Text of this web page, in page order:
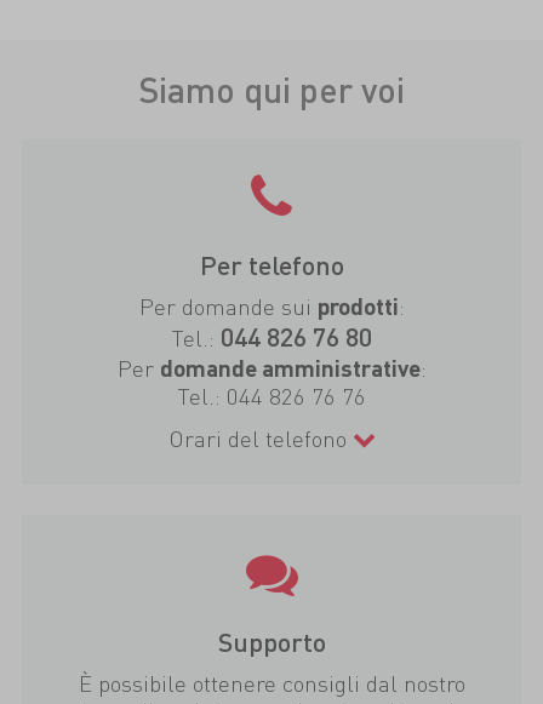
Siamo qui per voi
Per telefono
Per domande sui prodotti:
Tel.: 044 826 76 80
Per domande amministrative:
Tel.: 044 826 76 76
Orari del telefono
Supporto
È possibile ottenere consigli dal nostro